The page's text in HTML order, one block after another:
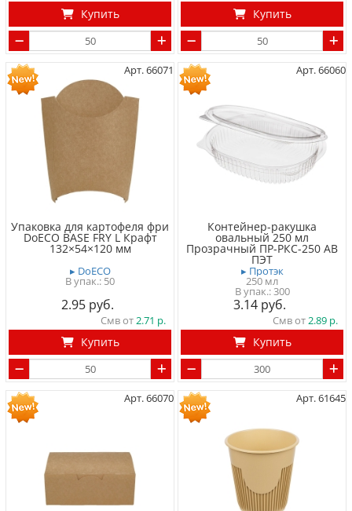
Купить Купить
Арт. 66071
Упаковка для картофеля фри
DoECO BASE FRY L Крафт
132×54×120 мм
▸ DoECO
50
2.95
Смв от2.71
Купить
Арт. 66060
Контейнер-ракушка
овальный 250 мл
Прозрачный ПР-РКС-250 АВ
ПЭТ
▸ Протэк
250 мл
300
3.14
Смв от2.89
Купить
Арт. 66070 Арт. 61645